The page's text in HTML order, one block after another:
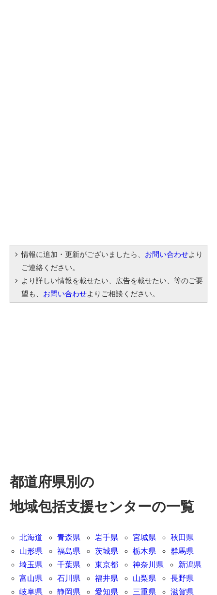
情報に追加・更新がございましたら、 お問い合わせより
ご連絡ください。
より詳しい情報を載せたい、広告を載せたい、等のご要
望も、 お問い合わせよりご相談ください。
都道府県別の
地域包括支援センターの一覧
北海道 青森県 岩手県 宮城県
秋田県
山形県
福島県 茨城県 栃木県
群馬県
埼玉県
千葉県 東京都 神奈川県
新潟県
富山県
石川県 福井県 山梨県
長野県
岐阜県
静岡県 愛知県 三重県 滋賀県